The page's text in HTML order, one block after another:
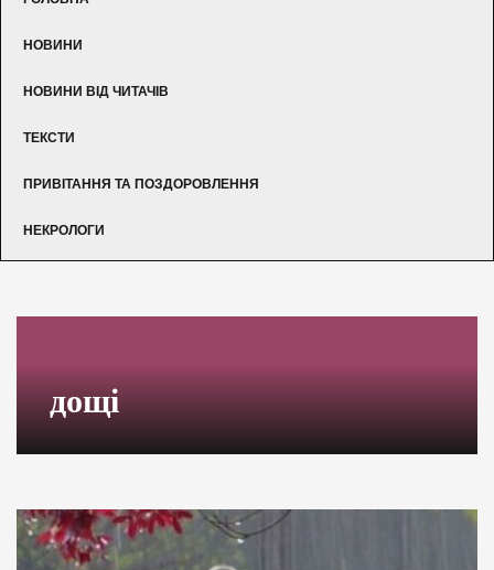
НОВИНИ
НОВИНИ ВІД ЧИТАЧІВ
ТЕКСТИ
ПРИВІТАННЯ ТА ПОЗДОРОВЛЕННЯ
НЕКРОЛОГИ
дощі